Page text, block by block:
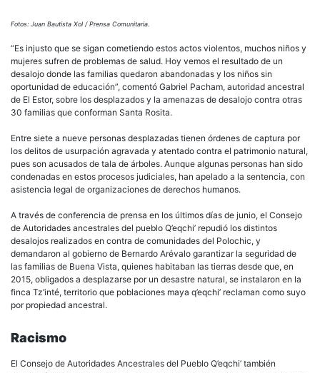
Fotos: Juan Bautista Xol / Prensa Comunitaria.
“Es injusto que se sigan cometiendo estos actos violentos, muchos niños y
mujeres sufren de problemas de salud. Hoy vemos el resultado de un
desalojo donde las familias quedaron abandonadas y los niños sin
oportunidad de educación”, comentó Gabriel Pacham, autoridad ancestral
de El Estor, sobre los desplazados y la amenazas de desalojo contra otras
30 familias que conforman Santa Rosita.
Entre siete a nueve personas desplazadas tienen órdenes de captura por
los delitos de usurpación agravada y atentado contra el patrimonio natural,
pues son acusados de tala de árboles. Aunque algunas personas han sido
condenadas en estos procesos judiciales, han apelado a la sentencia, con
asistencia legal de organizaciones de derechos humanos.
A través de conferencia de prensa en los últimos días de junio, el Consejo
de Autoridades ancestrales del pueblo Q’eqchi’ repudió los distintos
desalojos realizados en contra de comunidades del Polochic, y
demandaron al gobierno de Bernardo Arévalo garantizar la seguridad de
las familias de Buena Vista, quienes habitaban las tierras desde que, en
2015, obligados a desplazarse por un desastre natural, se instalaron en la
finca Tz’inté, territorio que poblaciones maya q’eqchi’ reclaman como suyo
por propiedad ancestral.
Racismo
El Consejo de Autoridades Ancestrales del Pueblo Q’eqchi’ también